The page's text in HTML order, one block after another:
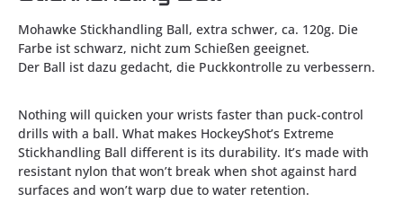
Mohawke Stickhandling Ball, extra schwer, ca. 120g. Die
Farbe ist schwarz, nicht zum Schießen geeignet.
Der Ball ist dazu gedacht, die Puckkontrolle zu verbessern.
Nothing will quicken your wrists faster than puck-control
drills with a ball. What makes HockeyShot’s Extreme
Stickhandling Ball different is its durability. It’s made with
resistant nylon that won’t break when shot against hard
surfaces and won’t warp due to water retention.